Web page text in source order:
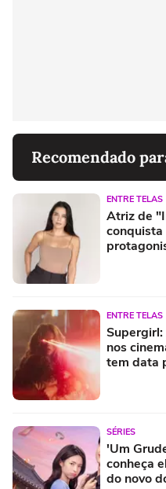
Recomendado
ENTRE TELAS
Atriz de
conquista
ENTRE TELAS
nos
tem data
SÉRIES
'Um
conheça
do novo